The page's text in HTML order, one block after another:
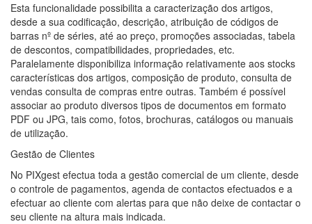
Esta funcionalidade possibilita a caracterização dos artigos,
desde a sua codificação, descrição, atribuição de códigos de
barras nº de séries, até ao preço, promoções associadas, tabela
de descontos, compatibilidades, propriedades, etc.
Paralelamente disponibiliza informação relativamente aos stocks
características dos artigos, composição de produto, consulta de
vendas consulta de compras entre outras. Também é possível
associar ao produto diversos tipos de documentos em formato
PDF ou JPG, tais como, fotos, brochuras, catálogos ou manuais
de utilização.
Gestão de Clientes
No PIXgest efectua toda a gestão comercial de um cliente, desde
o controle de pagamentos, agenda de contactos efectuados e a
efectuar ao cliente com alertas para que não deixe de contactar o
seu cliente na altura mais indicada.